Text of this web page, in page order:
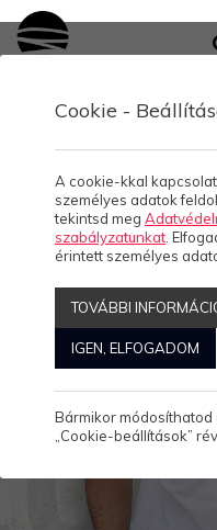
Cookie -
A cookie-kkal
személyes adatok
tekintsd meg
szabályzatunkat .
érintett személyes
TOVÁBBI
IGEN, ELFOGADOM
Bármikor
„Cookie-beállítások”